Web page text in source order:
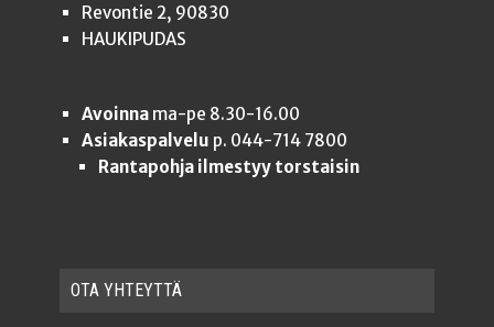
Revontie 2, 90830
HAUKIPUDAS
Avoinnama-pe 8.30-16.00
Asiakaspalvelu p. 044-714 7800
Rantapohja ilmestyy torstaisin
OTA YHTEYT­TÄ